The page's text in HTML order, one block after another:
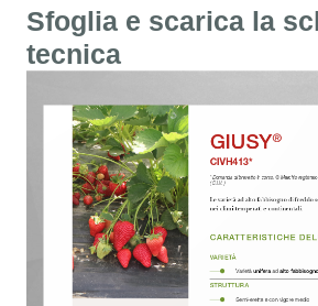
Sfoglia e scarica la
tecnica